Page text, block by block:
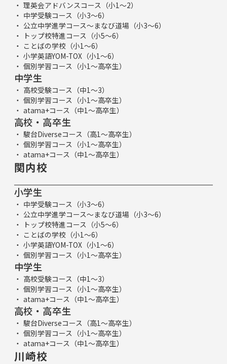
理英会アドバンスコース（小1～2）
中学受験コース（小3～6）
公立中学進学コース～まなび道場（小3～6）
トップ校特進コース（小5～6）
ことばの学校（小1～6）
小学英語YOM-TOX（小1～6）
個別学習コース（小1～高卒生）
中学生
高校受験コース（中1～3）
個別学習コース（小1～高卒生）
atama+コース（中1～高卒生）
高校・高卒生
駿台Diverseコース（高1～高卒生）
個別学習コース（小1～高卒生）
atama+コース（中1～高卒生）
関内校
小学生
中学受験コース（小3～6）
公立中学進学コース～まなび道場（小3～6）
トップ校特進コース（小5～6）
ことばの学校（小1～6）
小学英語YOM-TOX（小1～6）
個別学習コース（小1～高卒生）
中学生
高校受験コース（中1～3）
個別学習コース（小1～高卒生）
atama+コース（中1～高卒生）
高校・高卒生
駿台Diverseコース（高1～高卒生）
個別学習コース（小1～高卒生）
atama+コース（中1～高卒生）
川崎校